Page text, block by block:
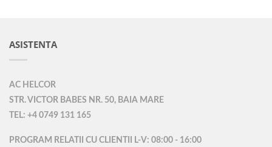
ASISTENTA
AC HELCOR
STR. VICTOR BABES NR. 50, BAIA MARE
TEL: +4 0749 131 165
PROGRAM RELATII CU CLIENTII L-V: 08:00 - 16:00